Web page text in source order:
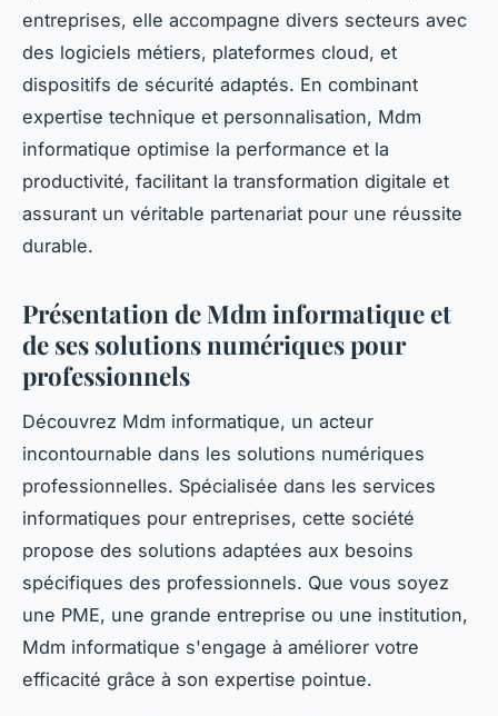
entreprises, elle accompagne divers secteurs avec
des logiciels métiers, plateformes cloud, et
dispositifs de sécurité adaptés. En combinant
expertise technique et personnalisation, Mdm
informatique optimise la performance et la
productivité, facilitant la transformation digitale et
assurant un véritable partenariat pour une réussite
durable.
Présentation de Mdm informatique et
de ses solutions numériques pour
professionnels
Découvrez Mdm informatique, un acteur
incontournable dans les solutions numériques
professionnelles. Spécialisée dans les services
informatiques pour entreprises, cette société
propose des solutions adaptées aux besoins
spécifiques des professionnels. Que vous soyez
une PME, une grande entreprise ou une institution,
Mdm informatique s'engage à améliorer votre
efficacité grâce à son expertise pointue.